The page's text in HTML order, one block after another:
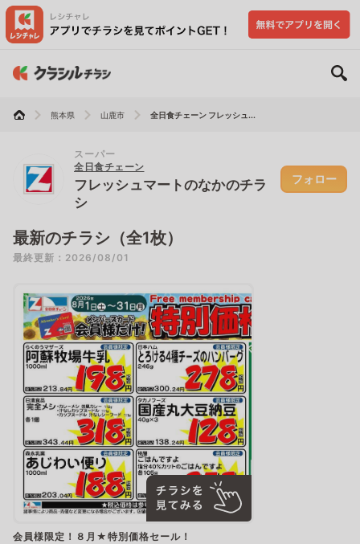
熊本県 山鹿市 全日食チェーン フレッシュ...
スーパー
全日食チェーン
フレッシュマートのなかのチラ
シ
フォロー
最新のチラシ（全1枚）
最終更新：2026/08/01
会員様限定！８月★特別価格セール！